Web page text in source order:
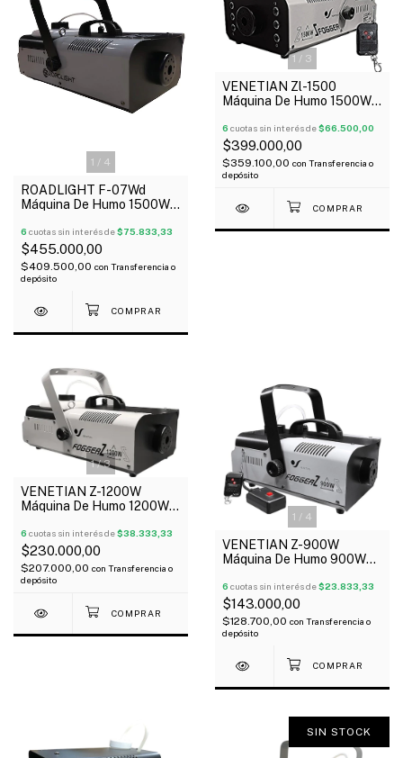
1 / 4
ROADLIGHT F-07Wd
Máquina De Humo 1500W
Inalámbrico
6 cuotas sin interés de$75.833,33
$455.000,00
$409.500,00 con Transferencia o
depósito
1 / 3
VENETIAN Zl-1500
Máquina De Humo 1500W
Litros
6 cuotas sin interés de$66.500,00
$399.000,00
$359.100,00 con Transferencia o
depósito
1/3
VENETIAN Z-1200W
Máquina De Humo 1200W
2.5 Litros
6 cuotas sin interés de$38.333,33
$230.000,00
$207.000,00 con Transferencia o
depósito
1 / 4
VENETIAN Z-900W
Máquina De Humo 900W
0.9 Litros
6 cuotas sin interés de$23.833,33
$143.000,00
$128.700,00 con Transferencia o
depósito
SIN STOCK